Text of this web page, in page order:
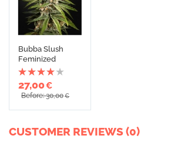
Bubba Slush
Feminized
27,00€
Before: 30,00€
CUSTOMER REVIEWS (0)